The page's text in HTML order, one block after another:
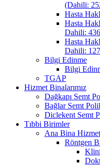
(Dahili:
Hasta
Hasta
Dahili: 436
Hasta
Dahili: 127
Bilgi Edinme
Bilgi
TGAP
Hizmet Binalarımız
Dağkapı Semt
Bağlar Semt
Diclekent Semt
Tıbbi Birimler
Ana Bina
Röntgen